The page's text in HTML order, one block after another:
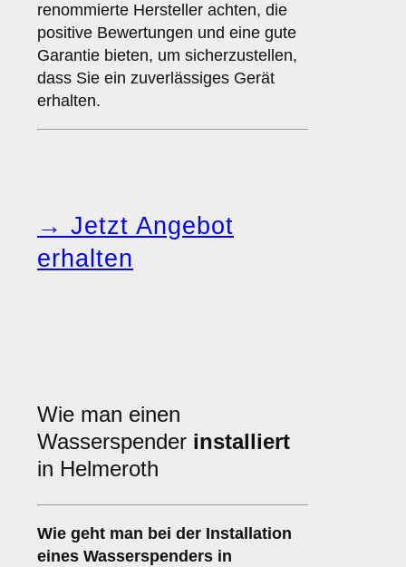
renommierte Hersteller achten, die
positive Bewertungen und eine gute
Garantie bieten, um sicherzustellen,
dass Sie ein zuverlässiges Gerät
erhalten.
→ Jetzt Angebot
erhalten
Wie man einen
Wasserspender installiert
in Helmeroth
Wie geht man bei der Installation
eines Wasserspenders in